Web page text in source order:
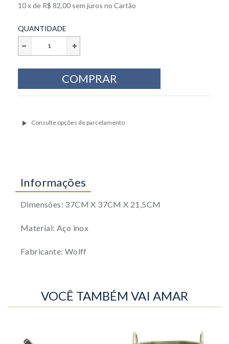
10xde R$ 82,00 sem juros no Cartão
QUANTIDADE
Informações
Dimensões: 37CM X 37CM X 21,5CM
Material: Aço inox
Fabricante: Wolff
VOCÊ TAMBÉM VAI AMAR